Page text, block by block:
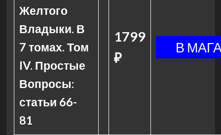
Желтого
Владыки. В
7 томах. Том
IV. Простые
Вопросы:
статьи 66-
81
1799
₽